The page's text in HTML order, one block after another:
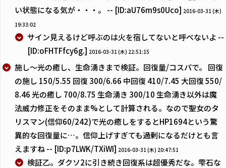
い状態になる気が・・・。 -- [ID:aU76m9s0Uco] 2016-03-31 (木)
19:33:02
サイン見えるけど呼ぶのは火を宿してないと呼べないよ --
[ID:oFHTFfcy6g.] 2016-03-31 (木) 22:51:15
施し～光の癒し、生命湧きまで検証。回復量/コスパで。 回復
の施し 150/5.55 回復 300/6.66 中回復 410/7.45 大回復 550/
8.46 光の癒し 700/8.75 生命湧き 300/10 生命湧き以外は魔
法威力修正をそのまま%として計算される。なので聖女のタ
リスマン(信仰60/242)で光の癒しをするとHP1694という驚
異的な回復量に…。信仰上げすぎても過剰になるだけとも言
えますね -- [ID:p7LWK/TXiWI] 2016-03-31 (木) 20:47:51
検証乙。ダクソ2に引き続き回復系は超優秀だな。雫石な